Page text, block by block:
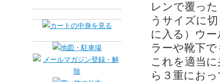
レンで覆っ
うサイズに
に入る）ウ
ラーや靴下
これを適当
ら３重にお